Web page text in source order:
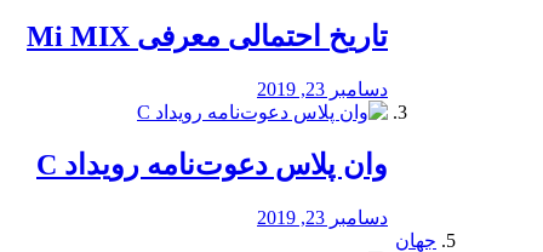
تاریخ احتمالی معرفی Mi MIX
دسامبر 23, 2019
وان پلاس دعوت‌نامه رویداد C
دسامبر 23, 2019
جهان